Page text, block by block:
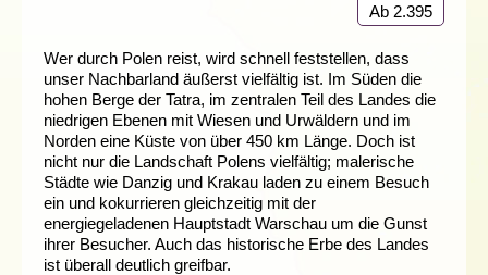
Ab 2.395
Wer durch Polen reist, wird schnell feststellen, dass
unser Nachbarland äußerst vielfältig ist. Im Süden die
hohen Berge der Tatra, im zentralen Teil des Landes die
niedrigen Ebenen mit Wiesen und Urwäldern und im
Norden eine Küste von über 450 km Länge. Doch ist
nicht nur die Landschaft Polens vielfältig; malerische
Städte wie Danzig und Krakau laden zu einem Besuch
ein und kokurrieren gleichzeitig mit der
energiegeladenen Hauptstadt Warschau um die Gunst
ihrer Besucher. Auch das historische Erbe des Landes
ist überall deutlich greifbar.